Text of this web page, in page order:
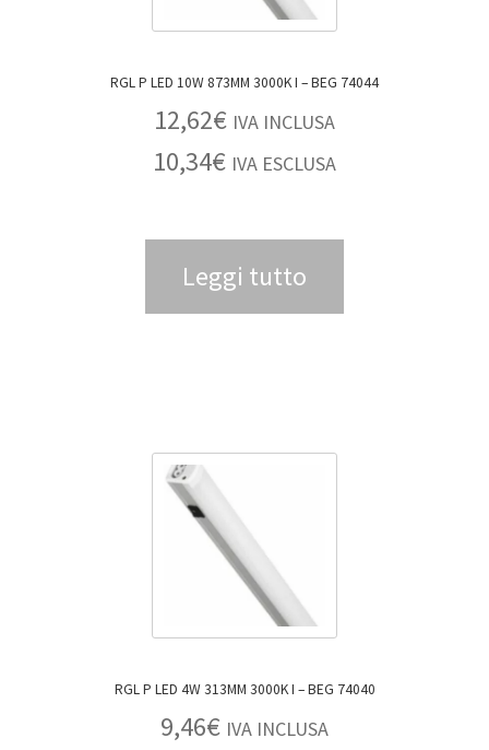
RGL P LED 10W 873MM 3000K I – BEG 74044
12,62€ IVA INCLUSA
10,34€ IVA ESCLUSA
Leggi tutto
RGL P LED 4W 313MM 3000K I – BEG 74040
9,46€ IVA INCLUSA